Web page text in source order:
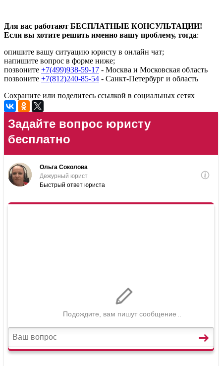
Для вас работают БЕСПЛАТНЫЕ КОНСУЛЬТАЦИИ!
Если вы хотите решить именно вашу проблему, тогда:
опишите вашу ситуацию юристу в онлайн чат;
напишите вопрос в форме ниже;
позвоните +7(499)938-59-17 - Москва и Московская область
позвоните +7(812)240-85-54 - Санкт-Петербург и область
Сохраните или поделитесь ссылкой в социальных сетях